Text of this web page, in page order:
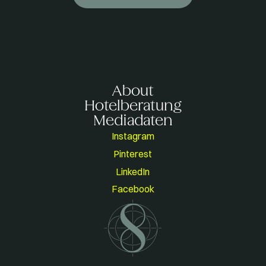
About
Hotelberatung
Mediadaten
Instagram
Pinterest
LinkedIn
Facebook